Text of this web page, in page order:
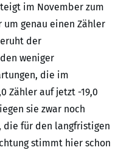
im November zum
um genau einen Zähler
der
weniger
die im
Zähler auf jetzt -19,0
sie zwar noch
für den langfristigen
stimmt hier schon